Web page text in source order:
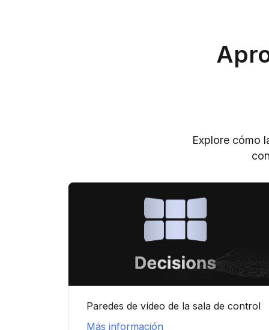
Explore cómo
Paredes de vídeo de la sala de control
Más información